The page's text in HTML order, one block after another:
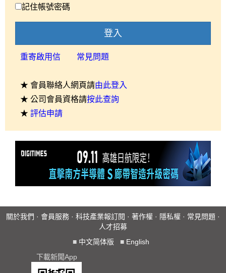
記住帳號密碼
登入
重寄啟用信 常見問題
★ 會員聯絡人網頁請由此登入
★ 公司會員資格請按此查詢
★ 評估申請
關於我們 · 會員服務 · 科技產業報訂閱 · 著作權 · 隱私權 · 常見問題 ·
人才招募
■ 中文简体版 ■ English
下載新聞App